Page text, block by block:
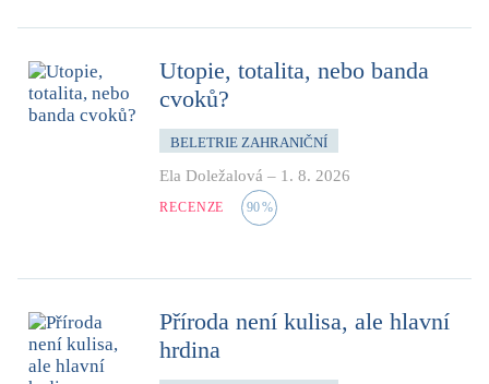
Utopie, totalita, nebo banda
cvoků?
BELETRIE ZAHRANIČNÍ
Ela Doležalová – 1. 8. 2026
RECENZE 90%
Příroda není kulisa, ale hlavní
hrdina